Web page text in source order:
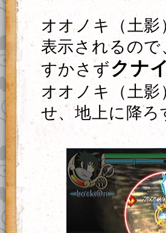
オオノキ（土影
表示されるので
すかさずクナ
オオノキ（土影
せ、地上に降